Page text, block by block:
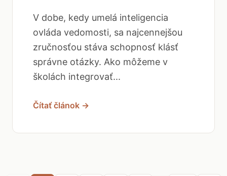
V dobe, kedy umelá inteligencia
ovláda vedomosti, sa najcennejšou
zručnosťou stáva schopnosť klásť
správne otázky. Ako môžeme v
školách integrovať...
Čítať článok →